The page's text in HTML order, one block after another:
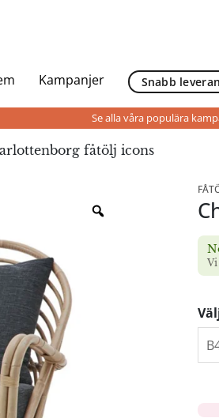
Kampanjer Snabb
Se alla våra populära
fåtölj icons